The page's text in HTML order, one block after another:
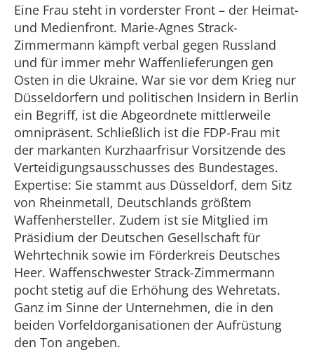
Eine Frau steht in vorderster Front – der Heimat-
und Medienfront. Marie-Agnes Strack-
Zimmermann kämpft verbal gegen Russland
und für immer mehr Waffenlieferungen gen
Osten in die Ukraine. War sie vor dem Krieg nur
Düsseldorfern und politischen Insidern in Berlin
ein Begriff, ist die Abgeordnete mittlerweile
omnipräsent. Schließlich ist die FDP-Frau mit
der markanten Kurzhaarfrisur Vorsitzende des
Verteidigungsausschusses des Bundestages.
Expertise: Sie stammt aus Düsseldorf, dem Sitz
von Rheinmetall, Deutschlands größtem
Waffenhersteller. Zudem ist sie Mitglied im
Präsidium der Deutschen Gesellschaft für
Wehrtechnik sowie im Förderkreis Deutsches
Heer. Waffenschwester Strack-Zimmermann
pocht stetig auf die Erhöhung des Wehretats.
Ganz im Sinne der Unternehmen, die in den
beiden Vorfeldorganisationen der Aufrüstung
den Ton angeben.